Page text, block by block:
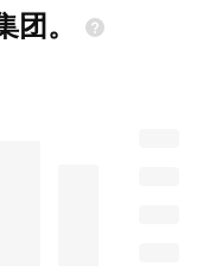
。